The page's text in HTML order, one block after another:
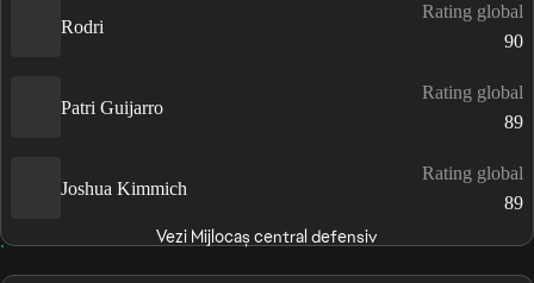
Rodri
Rating global
90
Patri Guijarro
Rating global
89
Joshua Kimmich
Rating global
89
Vezi Mijlocaș central defensiv